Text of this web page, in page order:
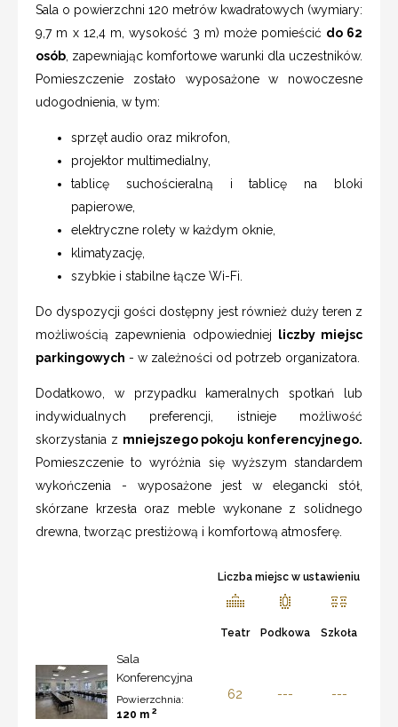
Sala o powierzchni 120 metrów kwadratowych (wymiary:
9,7 m x 12,4 m, wysokość 3 m) może pomieścić do 62
osób , zapewniając komfortowe warunki dla uczestników.
Pomieszczenie zostało wyposażone w nowoczesne
udogodnienia, w tym:
sprzęt audio oraz mikrofon,
projektor multimedialny,
tablicę suchościeralną i tablicę na bloki
papierowe,
elektryczne rolety w każdym oknie,
klimatyzację,
szybkie i stabilne łącze Wi-Fi.
Do dyspozycji gości dostępny jest również duży teren z
możliwością zapewnienia odpowiedniej
liczby miejsc
parkingowych - w zależności od potrzeb organizatora.
Dodatkowo, w przypadku kameralnych spotkań lub
indywidualnych preferencji, istnieje możliwość
skorzystania z mniejszego pokoju konferencyjnego.
Pomieszczenie to wyróżnia się wyższym standardem
wykończenia - wyposażone jest w elegancki stół,
skórzane krzesła oraz meble wykonane z solidnego
drewna, tworząc prestiżową i komfortową atmosferę.
Liczba miejsc w ustawieniu
Teatr Podkowa Szkoła
Sala
Konferencyjna
Powierzchnia:
120 m 2
62 --- ---